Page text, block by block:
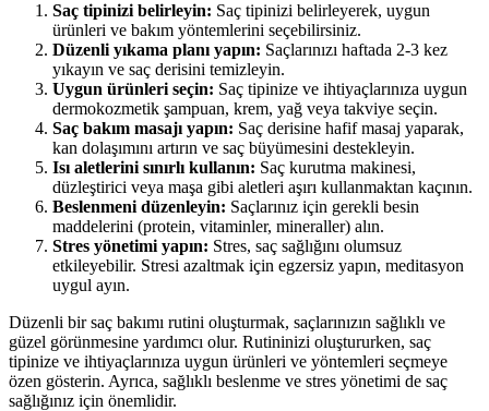
Saç tipinizi belirleyin: Saç tipinizi belirleyerek, uygun
ürünleri ve bakım yöntemlerini seçebilirsiniz.
Düzenli yıkama planı yapın: Saçlarınızı haftada 2-3 kez
yıkayın ve saç derisini temizleyin.
Uygun ürünleri seçin: Saç tipinize ve ihtiyaçlarınıza uygun
dermokozmetik şampuan, krem, yağ veya takviye seçin.
Saç bakım masajı yapın: Saç derisine hafif masaj yaparak,
kan dolaşımını artırın ve saç büyümesini destekleyin.
Isı aletlerini sınırlı kullanın: Saç kurutma makinesi,
düzleştirici veya maşa gibi aletleri aşırı kullanmaktan kaçının.
Beslenmeni düzenleyin: Saçlarınız için gerekli besin
maddelerini (protein, vitaminler, mineraller) alın.
Stres yönetimi yapın: Stres, saç sağlığını olumsuz
etkileyebilir. Stresi azaltmak için egzersiz yapın, meditasyon
uygul ayın.
Düzenli bir saç bakımı rutini oluşturmak, saçlarınızın sağlıklı ve
güzel görünmesine yardımcı olur. Rutininizi oluştururken, saç
tipinize ve ihtiyaçlarınıza uygun ürünleri ve yöntemleri seçmeye
özen gösterin. Ayrıca, sağlıklı beslenme ve stres yönetimi de saç
sağlığınız için önemlidir.